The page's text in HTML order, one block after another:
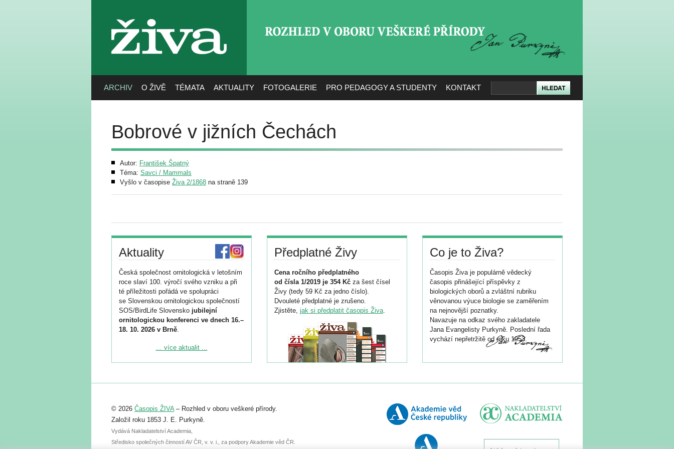
živa
ARCHIV O ŽIVĚ TÉMATA AKTUALITY FOTOGALERIE PRO PEDAGOGY A STUDENTY KONTAKT
Bobrové v jižních Čechách
Autor: František Špatný
Téma: Savci / Mammals
Vyšlo v časopise Živa 2/1868 na straně 139
Aktuality
Česká společnost ornitologická v letošním
roce slaví 100. výročí svého vzniku a při
té příležitosti pořádá ve spolupráci
se Slovenskou ornitologickou společností
SOS/BirdLife Slovensko jubilejní
ornitologickou konferenci ve dnech 16.–
18. 10. 2026 v Brně.
Podrobnější informace ke konferenci
Registrovat se můžete do 6. září.
abstraktu přihlášené přednášky nebo
posteru je už 30. června.
... více aktualit ...
Předplatné Živy
Cena ročního předplatného
od čísla 1/2019 je 354 Kč za šest čísel
Živy (tedy 59 Kč za jedno číslo).
Dvouleté předplatné je zrušeno.
Zjistěte, jak si předplatit časopis Živa.
Co je to Živa?
Časopis Živa je populárně vědecký
časopis přinášející příspěvky z
biologických oborů a zvláštní rubriku
věnovanou výuce biologie se zaměřením
na nejnovější poznatky.
Navazuje na odkaz svého zakladatele
Jana Evangelisty Purkyně. Poslední řada
vychází nepřetržitě od roku 1953.
© 2026 Časopis ŽIVA– Rozhled v oboru veškeré přírody.
Založil roku 1853 J. E. Purkyně.
Vydává Nakladatelství Academia,
Středisko společných činností AV ČR, v. v. i., za podpory Akademie věd ČR.